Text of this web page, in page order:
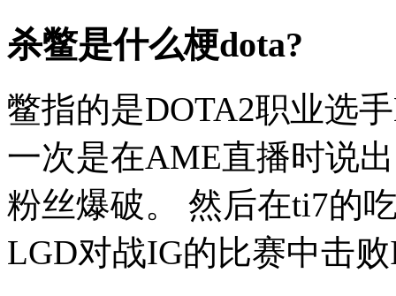
杀鳖是什么梗dota?
鳖指的是DOTA2职业选
一次是在AME直播时说
粉丝爆破。 然后在ti7的
LGD对战IG的比赛中击